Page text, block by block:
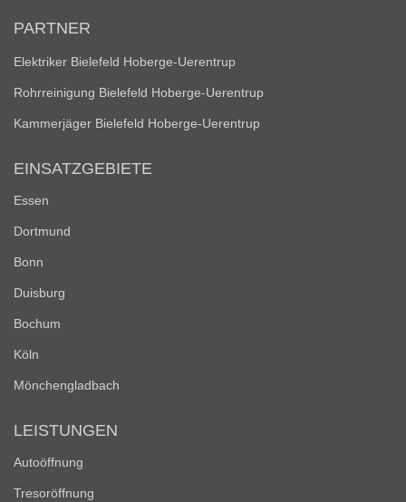
PARTNER
Elektriker Bielefeld Hoberge-Uerentrup
Rohrreinigung Bielefeld Hoberge-Uerentrup
Kammerjäger Bielefeld Hoberge-Uerentrup
EINSATZGEBIETE
Essen
Dortmund
Bonn
Duisburg
Bochum
Köln
Mönchengladbach
LEISTUNGEN
Autoöffnung
Tresoröffnung